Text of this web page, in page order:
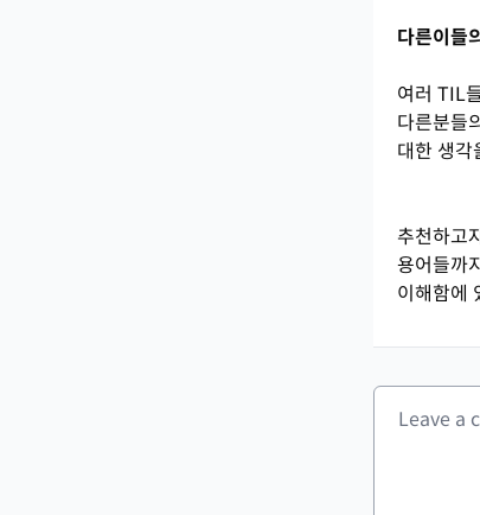
다른이들
여러 TIL
다른분들
대한 생각
추천하고
용어들까
이해함에